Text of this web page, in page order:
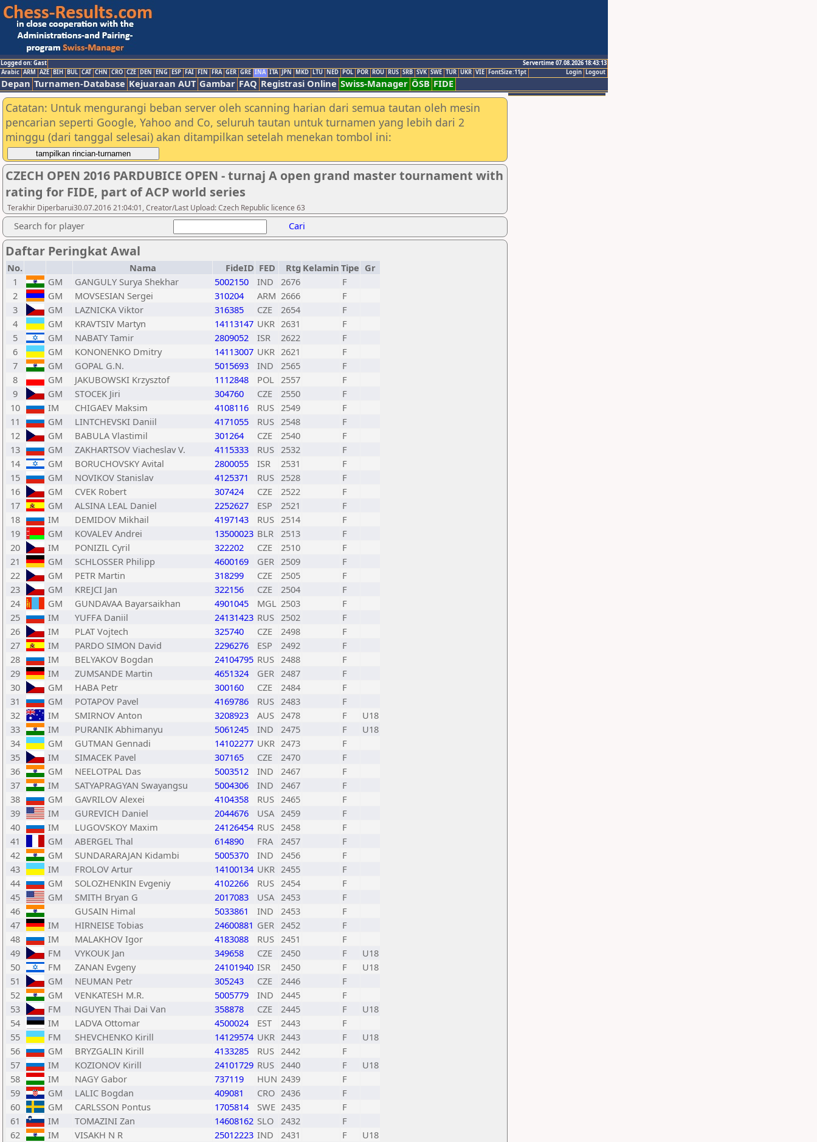
Logged on: Gast
Servertime 07.08.2026 18:43:13
Logout
Login
Arabic ARM AZE BIH BUL CAT CHN CRO CZE DEN ENG ESP FAI FIN FRA GER GRE INA ITA JPN MKD LTU NED POL POR ROU RUS SRB SVK SWE TUR UKR VIE FontSize:11pt
Depan Turnamen-Database Kejuaraan AUT Gambar FAQ Registrasi Online Swiss-Manager ÖSB FIDE
Catatan: Untuk mengurangi beban server oleh scanning harian dari semua tautan oleh mesin
pencarian seperti Google, Yahoo and Co, seluruh tautan untuk turnamen yang lebih dari 2
minggu (dari tanggal selesai) akan ditampilkan setelah menekan tombol ini:
CZECH OPEN 2016 PARDUBICE OPEN - turnaj A open grand master tournament with
rating for FIDE, part of ACP world series
Terakhir Diperbarui30.07.2016 21:04:01, Creator/Last Upload: Czech Republic licence 63
Search for player Cari
Daftar Peringkat Awal
No. Nama FideID FED Rtg Kelamin Tipe Gr
1
GM GANGULY Surya Shekhar 5002150 IND 2676
F
2
GM MOVSESIAN Sergei 310204 ARM 2666
F
3
GM LAZNICKA Viktor 316385 CZE 2654
F
4
GM KRAVTSIV Martyn 14113147 UKR 2631
F
5
GM NABATY Tamir 2809052 ISR 2622
F
6
GM KONONENKO Dmitry 14113007 UKR 2621
F
7
GM GOPAL G.N. 5015693 IND 2565
F
8
GM JAKUBOWSKI Krzysztof 1112848 POL 2557
F
9
GM STOCEK Jiri 304760 CZE 2550
F
10
IM CHIGAEV Maksim 4108116 RUS 2549
F
11
GM LINTCHEVSKI Daniil 4171055 RUS 2548
F
12
GM BABULA Vlastimil 301264 CZE 2540
F
13
GM ZAKHARTSOV Viacheslav V. 4115333 RUS 2532
F
14
GM BORUCHOVSKY Avital 2800055 ISR 2531
F
15
GM NOVIKOV Stanislav 4125371 RUS 2528
F
16
GM CVEK Robert 307424 CZE 2522
F
17
GM ALSINA LEAL Daniel 2252627 ESP 2521
F
18
IM DEMIDOV Mikhail 4197143 RUS 2514
F
19
GM KOVALEV Andrei 13500023 BLR 2513
F
20
IM PONIZIL Cyril 322202 CZE 2510
F
21
GM SCHLOSSER Philipp 4600169 GER 2509
F
22
GM PETR Martin 318299 CZE 2505
F
23
GM KREJCI Jan 322156 CZE 2504
F
24
GM GUNDAVAA Bayarsaikhan 4901045 MGL 2503
F
25
IM YUFFA Daniil 24131423 RUS 2502
F
26
IM PLAT Vojtech 325740 CZE 2498
F
27
IM PARDO SIMON David 2296276 ESP 2492
F
28
IM BELYAKOV Bogdan 24104795 RUS 2488
F
29
IM ZUMSANDE Martin 4651324 GER 2487
F
30
GM HABA Petr 300160 CZE 2484
F
31
GM POTAPOV Pavel 4169786 RUS 2483
F
32
IM SMIRNOV Anton 3208923 AUS 2478 F
U18
33
IM PURANIK Abhimanyu 5061245 IND 2475 F
U18
34
GM GUTMAN Gennadi 14102277 UKR 2473
F
35
IM SIMACEK Pavel 307165 CZE 2470
F
36
GM NEELOTPAL Das 5003512 IND 2467
F
37
IM SATYAPRAGYAN Swayangsu 5004306 IND 2467
F
38
GM GAVRILOV Alexei 4104358 RUS 2465
F
39
IM GUREVICH Daniel 2044676 USA 2459
F
40
IM LUGOVSKOY Maxim 24126454 RUS 2458
F
41
GM ABERGEL Thal 614890 FRA 2457
F
42
GM SUNDARARAJAN Kidambi 5005370 IND 2456
F
43
IM FROLOV Artur 14100134 UKR 2455
F
44
GM SOLOZHENKIN Evgeniy 4102266 RUS 2454
F
45
GM SMITH Bryan G 2017083 USA 2453
F
46
GUSAIN Himal 5033861 IND 2453
F
47
IM HIRNEISE Tobias 24600881 GER 2452
F
48
IM MALAKHOV Igor 4183088 RUS 2451
F
49
FM VYKOUK Jan 349658 CZE 2450 F
U18
50
FM ZANAN Evgeny 24101940 ISR 2450 F
U18
51
GM NEUMAN Petr 305243 CZE 2446
F
52
GM VENKATESH M.R. 5005779 IND 2445
F
53
FM NGUYEN Thai Dai Van 358878 CZE 2445 F
U18
54
IM LADVA Ottomar 4500024 EST 2443
F
55
FM SHEVCHENKO Kirill 14129574 UKR 2443 F
U18
56
GM BRYZGALIN Kirill 4133285 RUS 2442
F
57
IM KOZIONOV Kirill 24101729 RUS 2440 F
U18
58
IM NAGY Gabor 737119 HUN 2439
F
59
GM LALIC Bogdan 409081 CRO 2436
F
60
GM CARLSSON Pontus 1705814 SWE 2435
F
61
IM TOMAZINI Zan 14608162 SLO 2432
F
62
IM VISAKH N R 25012223 IND 2431 F
U18